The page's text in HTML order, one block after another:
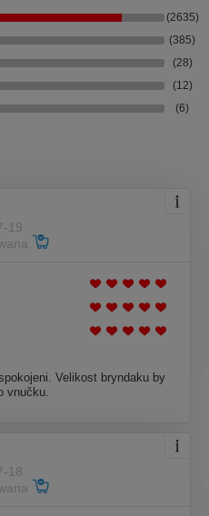
(2635)
(385)
(28)
(12)
(6)
19
Velikost bryndaku by
vnučku.
18